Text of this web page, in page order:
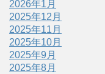
2026年1月
2025年12月
2025年11月
2025年10月
2025年9月
2025年8月